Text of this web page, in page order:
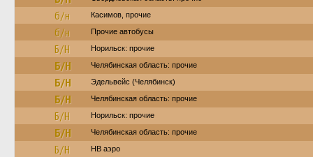
б/н Касимов, прочие
б/н Прочие автобусы
Б/Н Норильск: прочие
Б/Н Челябинская область: прочие
Б/Н Эдельвейс (Челябинск)
Б/Н Челябинская область: прочие
Б/Н Норильск: прочие
Б/Н Челябинская область: прочие
Б/Н НВ аэро